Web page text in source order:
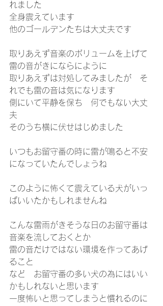
れました
全身震えています
他のゴールデンたちは大丈夫です
取りあえず音楽のボリュームを上げて
雷の音がきにならにように
取りあえずは対処してみましたが　そ
れでも雷の音は気になります
側にいて平静を保ち　何でもない大丈
夫
そのうち横に伏せはじめました
いつもお留守番の時に雷が鳴ると不安
になっていたんでしょうね
このように怖くて震えている犬がいっ
ぱいいたかもしれませんね
こんな雷雨がきそうな日のお留守番は
音楽を流しておくとか
雷の音だけではない環境を作ってあげ
ること
など　お留守番の多い犬の為にはいい
かもしれないと思います
一度怖いと思ってしまうと慣れるのに